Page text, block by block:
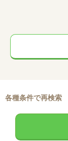
各種条件で再検索